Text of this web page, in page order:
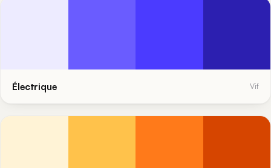
Électrique Vif